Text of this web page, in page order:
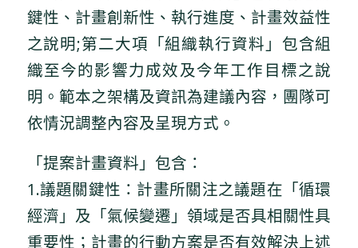
鍵性、計畫創新性、執行進度、計畫效益性
之說明;第二大項「組織執行資料」包含組
織至今的影響力成效及今年工作目標之說
明。範本之架構及資訊為建議內容，團隊可
依情況調整內容及呈現方式。
「提案計畫資料」包含：
1.議題關鍵性：計畫所關注之議題在「循環
經濟」及「氣候變遷」領域是否具相關性具
重要性；計畫的行動方案是否有效解決上述